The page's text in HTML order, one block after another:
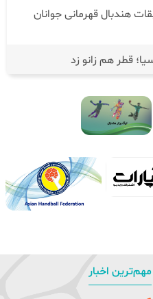
هندبال قهرمانی جوانان
قطر هم زانو زد
مهم‌ترین اخبار